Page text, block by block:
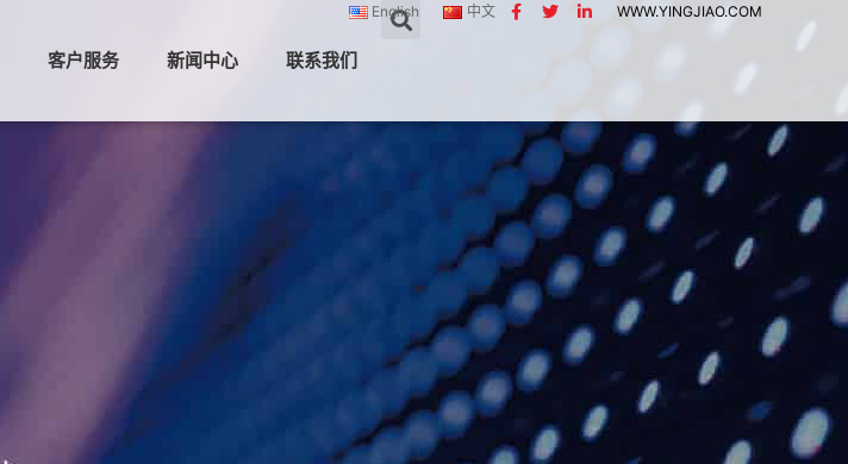
客户服务 新闻中心 联系我们
English 中文 WWW.YINGJIAO.COM